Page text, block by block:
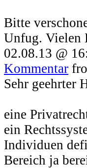
Bitte
Unfug. Vielen
02.08.13 @
Kommentar
Sehr geehrter
eine
ein
Individuen
Bereich ja